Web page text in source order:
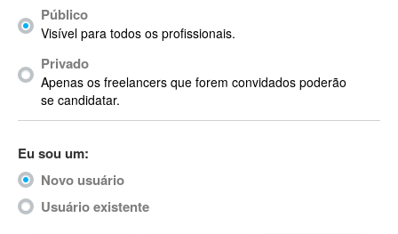
ACPI
Acrobat
Acrobat X
Acronis
ACT
Actimize
ActionScript
ActionScript 3
Público
Visível para todos os profissionais.
Privado
Apenas os freelancers que forem convidados poderão
se candidatar.
Eu sou um:
Novo usuário
Usuário existente